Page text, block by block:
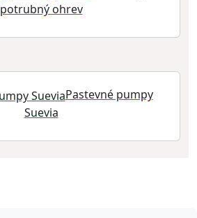
potrubný ohrev
Pastevné pumpy
Suevia